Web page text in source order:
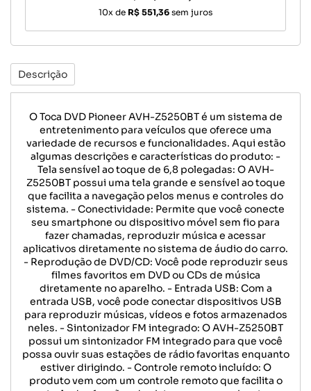
10x de R$ 551,36 sem juros
Descrição
O Toca DVD Pioneer AVH-Z5250BT é um sistema de
entretenimento para veículos que oferece uma
variedade de recursos e funcionalidades. Aqui estão
algumas descrições e características do produto: -
Tela sensível ao toque de 6,8 polegadas: O AVH-
Z5250BT possui uma tela grande e sensível ao toque
que facilita a navegação pelos menus e controles do
sistema. - Conectividade: Permite que você conecte
seu smartphone ou dispositivo móvel sem fio para
fazer chamadas, reproduzir música e acessar
aplicativos diretamente no sistema de áudio do carro.
- Reprodução de DVD/CD: Você pode reproduzir seus
filmes favoritos em DVD ou CDs de música
diretamente no aparelho. - Entrada USB: Com a
entrada USB, você pode conectar dispositivos USB
para reproduzir músicas, vídeos e fotos armazenados
neles. - Sintonizador FM integrado: O AVH-Z5250BT
possui um sintonizador FM integrado para que você
possa ouvir suas estações de rádio favoritas enquanto
estiver dirigindo. - Controle remoto incluído: O
produto vem com um controle remoto que facilita o